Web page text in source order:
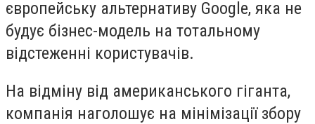
європейську альтернативу Google, яка не
будує бізнес-модель на тотальному
відстеженні користувачів.
На відміну від американського гіганта,
компанія наголошує на мінімізації збору